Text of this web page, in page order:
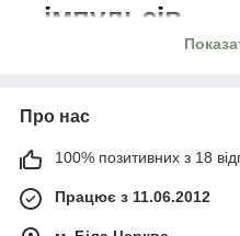
імпульсів
по Україні за пару днів.
Контакти
Про нас
100% позитивних з 18
Працює з 11.06.2012